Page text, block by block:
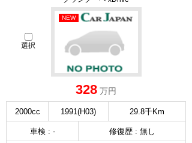
選択
NEW
328 万円
2000cc 1991(H03) 29.8千Km
車検 : - 修復歴 : 無し